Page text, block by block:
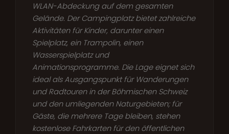
WLAN-Abdeckung auf dem gesamten
Gelände. Der Campingplatz bietet zahlreiche
Aktivitäten für Kinder, darunter einen
Spielplatz, ein Trampolin, einen
Wasserspielplatz und
Animationsprogramme. Die Lage eignet sich
ideal als Ausgangspunkt für Wanderungen
und Radtouren in der Böhmischen Schweiz
und den umliegenden Naturgebieten; für
Gäste, die mehrere Tage bleiben, stehen
kostenlose Fahrkarten für den öffentlichen